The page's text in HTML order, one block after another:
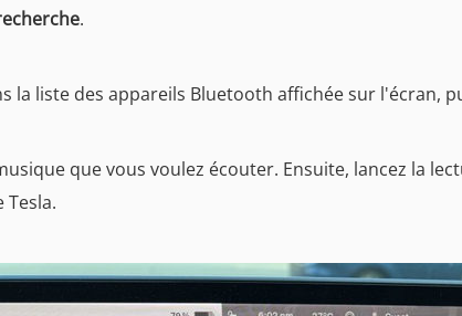
.
la liste des appareils Bluetooth affichée sur l'écran,
que vous voulez écouter. Ensuite, lancez la